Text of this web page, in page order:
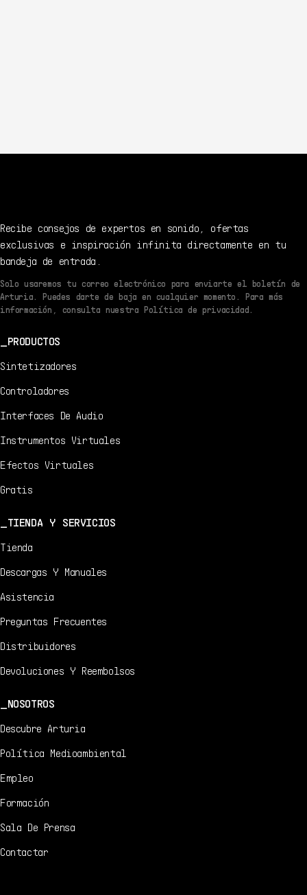
Recibe consejos de expertos en sonido, ofertas
exclusivas e inspiración infinita directamente en tu
bandeja de entrada.
Solo usaremos tu correo electrónico para enviarte el boletín de
Arturia. Puedes darte de baja en cualquier momento. Para más
información, consulta nuestra Política de privacidad.
PRODUCTOS
Sintetizadores
Controladores
Interfaces De Audio
Instrumentos Virtuales
Efectos Virtuales
Gratis
TIENDA Y SERVICIOS
Tienda
Descargas Y Manuales
Asistencia
Preguntas Frecuentes
Distribuidores
Devoluciones Y Reembolsos
NOSOTROS
Descubre Arturia
Política Medioambiental
Empleo
Formación
Sala De Prensa
Contactar